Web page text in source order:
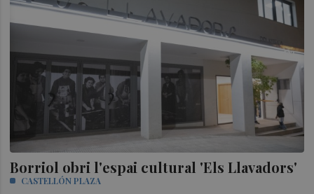
Borriol obri l'espai cultural 'Els Llavadors'
CASTELLÓN PLAZA